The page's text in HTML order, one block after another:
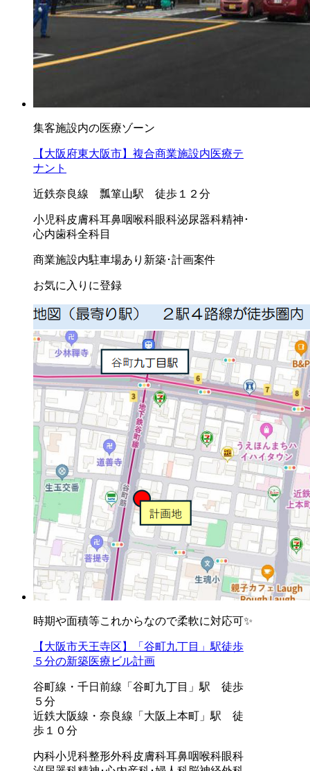
集客施設内の医療ゾーン
【大阪府東大阪市】複合商業施設内医療テ
ナント
近鉄奈良線 瓢箪山駅 徒歩１２分
小児科皮膚科耳鼻咽喉科眼科泌尿器科精神･
心内歯科全科目
商業施設内駐車場あり 新築･計画案件
お気に入りに登録
時期や面積等これからなので柔軟に対応可✨
【大阪市天王寺区】「谷町九丁目」駅徒歩
５分の新築医療ビル計画
谷町線・千日前線「谷町九丁目」駅 徒歩
５分
近鉄大阪線・奈良線「大阪上本町」駅 徒
歩１０分
内科小児科整形外科皮膚科耳鼻咽喉科眼科